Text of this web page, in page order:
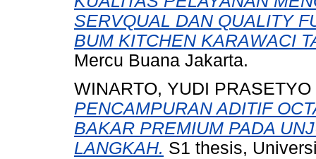
SERVQUAL DAN QUALITY
BUM KITCHEN KARAWACI
Mercu Buana Jakarta.
WINARTO, YUDI PRASETYO
PENCAMPURAN ADITIF
BAKAR PREMIUM PADA
LANGKAH. S1 thesis,